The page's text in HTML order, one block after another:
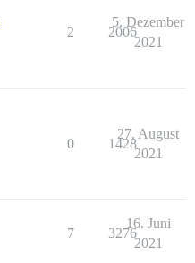
2 2006
5. Dezember
2021
0 1428
27. August
2021
7 3276
16. Juni
2021